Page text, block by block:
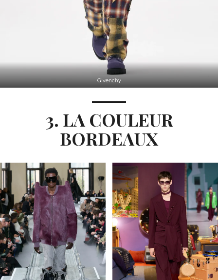
Givenchy
3. LA COULEUR
BORDEAUX